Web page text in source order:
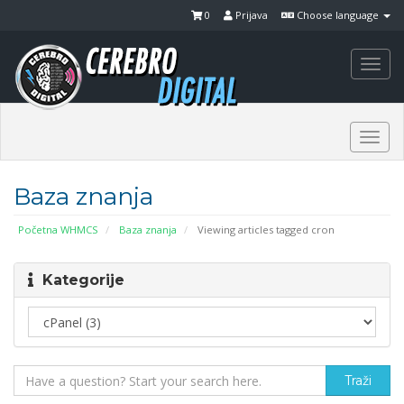
Choose language
Prijava
0
Baza znanja
Početna WHMCS Baza znanja Viewing articles tagged cron
Kategorije